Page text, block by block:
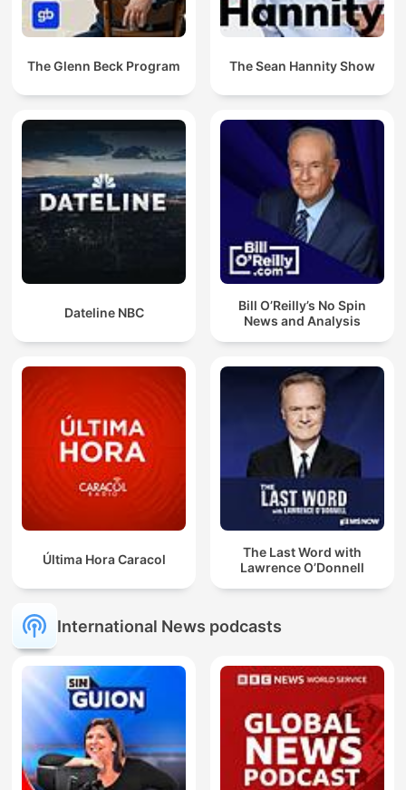
The Glenn Beck Program The Sean Hannity Show
Dateline NBC
Bill O’Reilly’s No Spin
News and Analysis
Última Hora Caracol
The Last Word with
Lawrence O’Donnell
International News podcasts